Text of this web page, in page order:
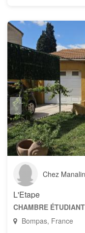
Chez
L'Etape
CHAMBRE ÉTUDIANT
Bompas, France